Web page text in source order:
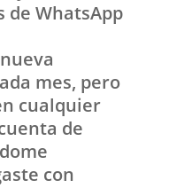
de WhatsApp
mes, pero
cualquier
de
con